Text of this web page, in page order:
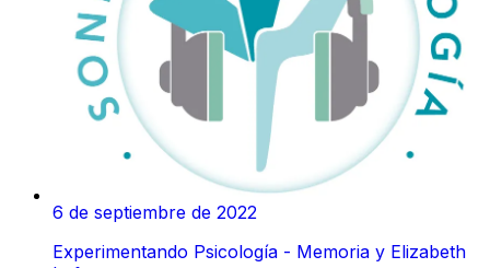
6 de septiembre de 2022
Experimentando Psicología - Memoria y Elizabeth